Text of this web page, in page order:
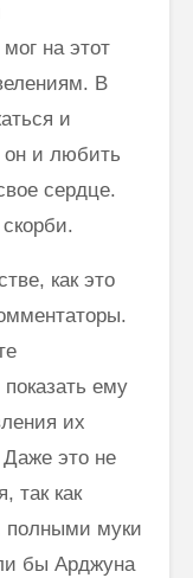
на этот
В
и
он и любить
сердце.
как это
ему
их
это не
так как
полными муки
бы Арджуна